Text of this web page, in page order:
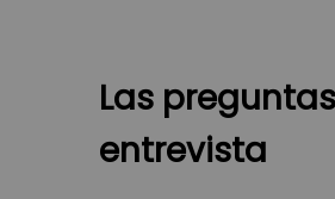
Las
entrevista